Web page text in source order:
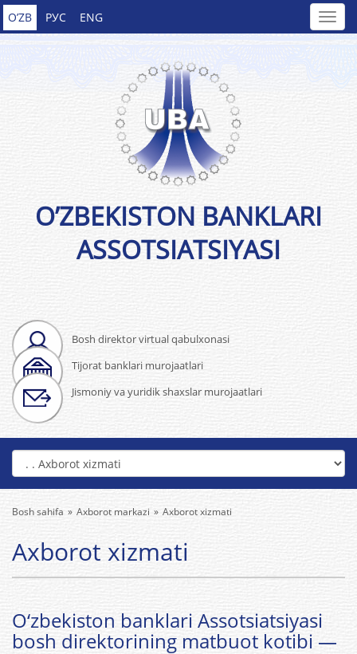
O’ZB РУС ENG
Bosh direktor virtual qabulxonasi
Tijorat banklari murojaatlari
Jismoniy va yuridik shaxslar murojaatlari
O’ZBEKISTON BANKLARI
ASSOTSIATSIYASI
Bosh sahifa Axborot markazi Axborot xizmati
Axborot xizmati
O‘zbekiston banklari Assotsiatsiyasi
bosh direktorining matbuot kotibi —